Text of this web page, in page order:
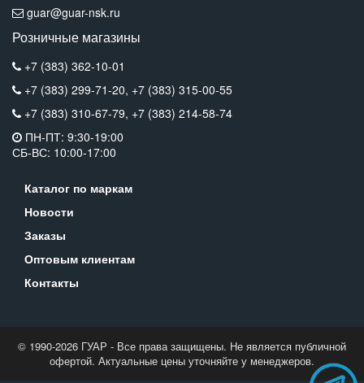
guar@guar-nsk.ru
Розничные магазины
+7 (383) 362-10-01
+7 (383) 299-71-20, +7 (383) 315-00-55
+7 (383) 310-67-79, +7 (383) 214-58-74
ПН-ПТ: 9:30-19:00
СБ-ВС: 10:00-17:00
Каталог по маркам
Новости
Заказы
Оптовым клиентам
Контакты
© 1990-2026 ГУАР - Все права защищены. Не является публичной
офертой. Актуальные цены уточняйте у менеджеров.